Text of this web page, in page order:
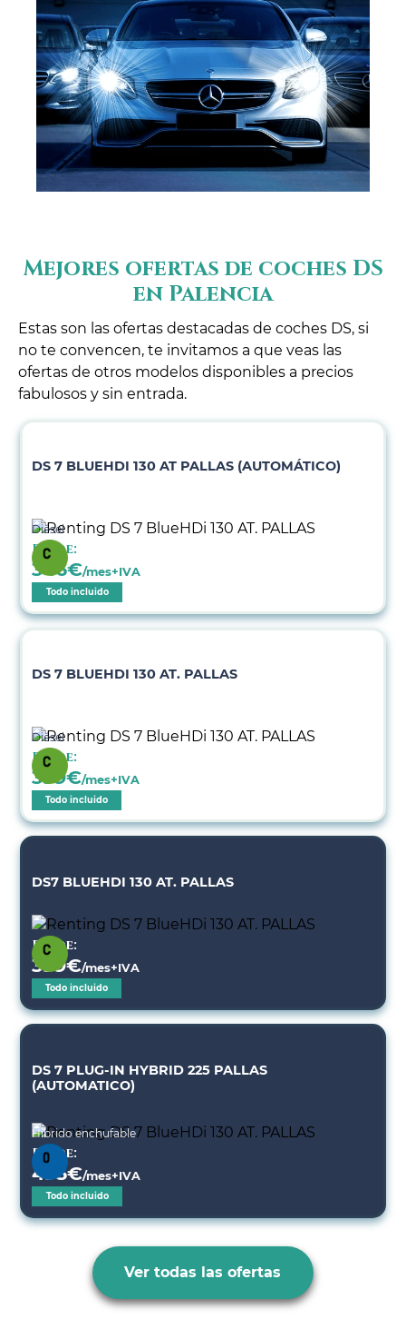
Mejores ofertas de coches DS
en Palencia
Estas son las ofertas destacadas de coches DS, si
no te convencen, te invitamos a que veas las
ofertas de otros modelos disponibles a precios
fabulosos y sin entrada.
DS 7 BLUEHDI 130 AT PALLAS (AUTOMÁTICO)
Diésel
Desde:
346€/mes+IVA
Todo incluido
DS 7 BLUEHDI 130 AT. PALLAS
Diésel
Desde:
399€/mes+IVA
Todo incluido
DS7 BLUEHDI 130 AT. PALLAS
Desde:
399€/mes+IVA
Todo incluido
DS 7 PLUG-IN HYBRID 225 PALLAS
(AUTOMATICO)
Híbrido enchufable
Desde:
495€/mes+IVA
Todo incluido
Ver todas las ofertas